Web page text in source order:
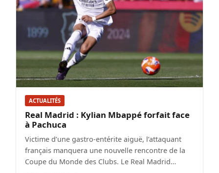
ACTUALITÉS
Real Madrid : Kylian Mbappé forfait face
à Pachuca
Victime d’une gastro-entérite aiguë, l’attaquant
français manquera une nouvelle rencontre de la
Coupe du Monde des Clubs. Le Real Madrid…